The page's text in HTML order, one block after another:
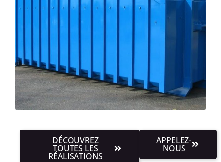
DÉCOUVREZ
TOUTES LES
RÉALISATIONS
APPELEZ-
NOUS